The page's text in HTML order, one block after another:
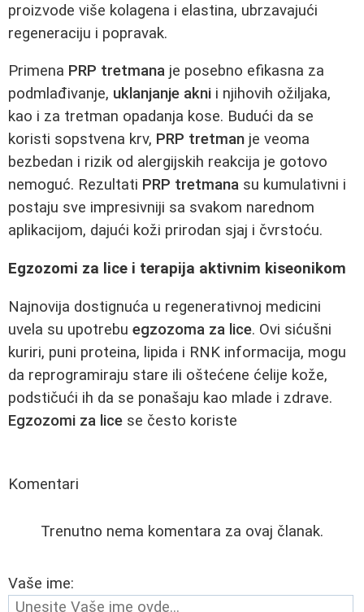
proizvode više kolagena i elastina, ubrzavajući
regeneraciju i popravak.
Primena PRP tretmana je posebno efikasna za
podmlađivanje, uklanjanje akni i njihovih ožiljaka,
kao i za tretman opadanja kose. Budući da se
koristi sopstvena krv, PRP tretman je veoma
bezbedan i rizik od alergijskih reakcija je gotovo
nemoguć. Rezultati PRP tretmana su kumulativni i
postaju sve impresivniji sa svakom narednom
aplikacijom, dajući koži prirodan sjaj i čvrstoću.
Egzozomi za lice i terapija aktivnim kiseonikom
Najnovija dostignuća u regenerativnoj medicini
uvela su upotrebu egzozoma za lice. Ovi sićušni
kuriri, puni proteina, lipida i RNK informacija, mogu
da reprogramiraju stare ili oštećene ćelije kože,
podstičući ih da se ponašaju kao mlade i zdrave.
Egzozomi za lice se često koriste
Komentari
Trenutno nema komentara za ovaj članak.
Vaše ime: